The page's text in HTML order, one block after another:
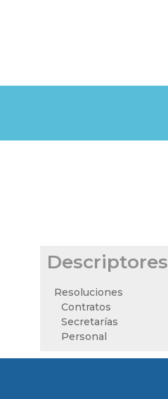
Descriptores
Resoluciones
Contratos
Secretarías
Personal